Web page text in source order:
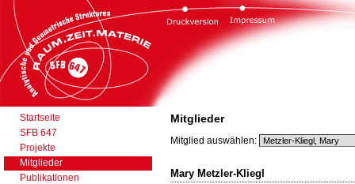
Startseite
SFB 647
Projekte
Mitglieder
Publikationen
Mitglieder
Mitglied auswählen:
Mary Metzler-Kliegl